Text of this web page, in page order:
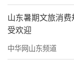
山东暑期文旅消
受欢迎
中华网山东频道